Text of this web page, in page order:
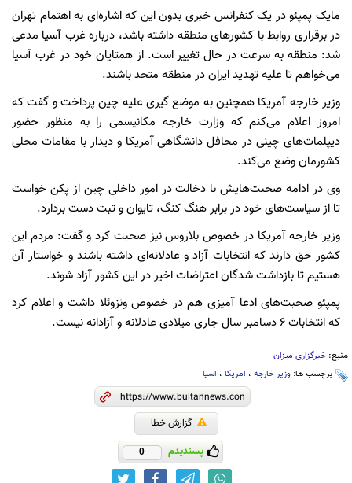
مایک پمپئو در یک کنفرانس خبری بدون این که اشاره‌ای به اهتمام تهران
در برقراری روابط با کشور‌های منطقه داشته باشد، درباره غرب آسیا مدعی
شد: منطقه به سرعت در حال تغییر است. از همتایان خود در غرب آسیا
می‌خواهم تا علیه تهدید ایران در منطقه متحد باشند.
وزیر خارجه آمریکا همچنین به موضع گیری علیه چین پرداخت و گفت که
امروز اعلام می‌کنم که وزارت خارجه مکانیسمی را به منظور حضور
دیپلمات‌های چینی در محافل دانشگاهی آمریکا و دیدار با مقامات محلی
کشورمان وضع می‌کند.
وی در ادامه صحبت‌هایش با دخالت در امور داخلی چین از پکن خواست
تا از سیاست‌های خود در برابر هنگ کنگ، تایوان و تبت دست بردارد.
وزیر خارجه آمریکا در خصوص بلاروس نیز صحبت کرد و گفت: مردم این
کشور حق دارند که انتخابات آزاد و عادلانه‌ای داشته باشند و خواستار آن
هستیم تا بازداشت شدگان اعتراضات اخیر در این کشور آزاد شوند.
پمپئو صحبت‌های ادعا آمیزی هم در خصوص ونزوئلا داشت و اعلام کرد
که انتخابات ۶ دسامبر سال جاری میلادی عادلانه و آزادانه نیست.
منبع: خبرگزاری میزان
برچسب ها: وزیر خارجه ، امریکا ، اسیا
گزارش خطا
پسندیدم 0